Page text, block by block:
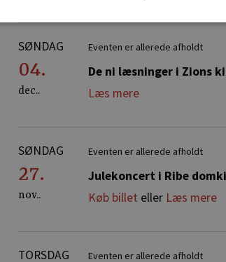
SØNDAG
04.
dec..
Eventen er allerede afholdt
De ni læsninger i Zions
Læs mere
SØNDAG
27.
nov..
Eventen er allerede afholdt
Julekoncert i Ribe
Køb billet eller Læs mere
TORSDAG Eventen er allerede afholdt